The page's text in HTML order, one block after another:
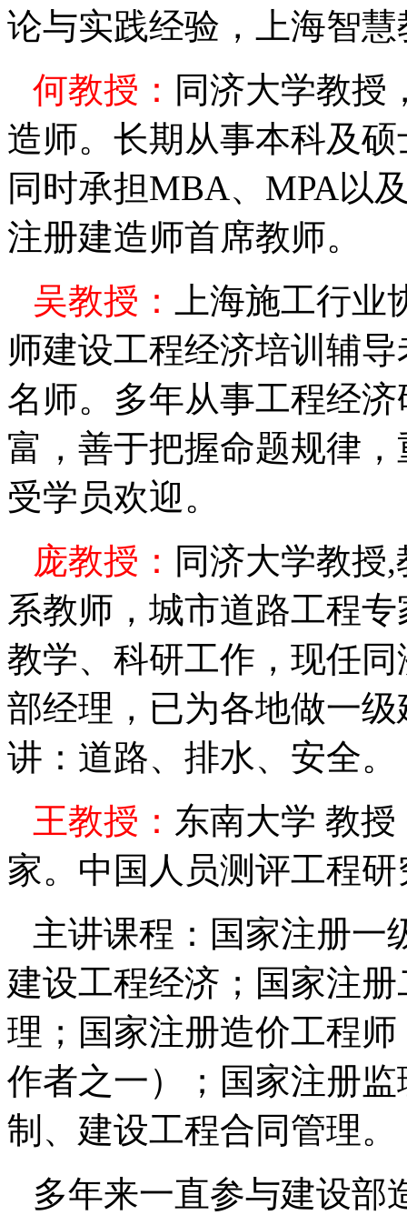
论与实践经验，上海智
何教授： 同济大学教授
造师。长期从事本科及
同时承担MBA、 MPA以
注册建造师首席教师。
吴教授：
上海施工行
师建设工程经济培训辅
名师。多年从事工程经
富，善于把握命题规律
受学员欢迎。
庞教授： 同济大学教授,
系教师，城市道路工程
教学、科研工作，现任
部经理，已为各地做一
讲：道路、排水、安全。
王教授： 东南大学 教授
家。中国人员测评工程
主讲课程：国家注册一
建设工程经济；国家注
理；国家注册造价工程
作者之一）；国家注册
制、建设工程合同管理。
多年来一直参与建设部